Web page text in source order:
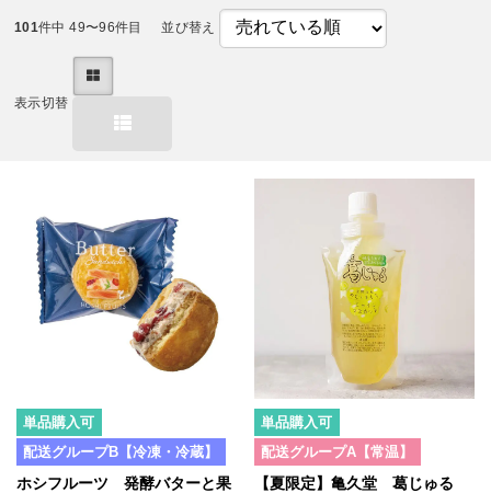
101件中 49〜96件目 並び替え
表示切替
単品購入可
配送グループB【冷凍・冷蔵】
ホシフルーツ 発酵バターと果
単品購入可
配送グループA【常温】
【夏限定】亀久堂 葛じゅる